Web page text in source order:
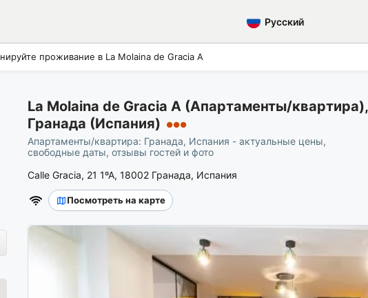
Русский
проживание в La Molaina de Gracia A
La Molaina de Gracia A (Апартаменты/квартира),
Гранада (Испания)
●●●
Апартаменты/квартира: Гранада, Испания - актуальные цены,
свободные даты, отзывы гостей и фото
Calle Gracia, 21 1ºA, 18002 Гранада, Испания
Посмотреть на карте